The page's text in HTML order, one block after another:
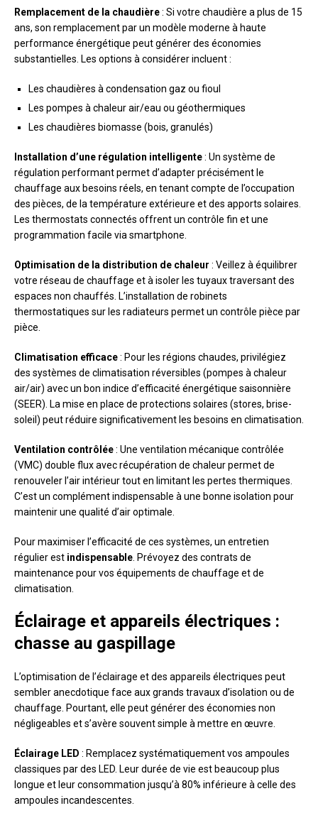
Remplacement de la chaudière: Si votre chaudière a plus de 15
ans, son remplacement par un modèle moderne à haute
performance énergétique peut générer des économies
substantielles. Les options à considérer incluent :
Les chaudières à condensation gaz ou fioul
Les pompes à chaleur air/eau ou géothermiques
Les chaudières biomasse (bois, granulés)
Installation d’une régulation intelligente: Un système de
régulation performant permet d’adapter précisément le
chauffage aux besoins réels, en tenant compte de l’occupation
des pièces, de la température extérieure et des apports solaires.
Les thermostats connectés offrent un contrôle fin et une
programmation facile via smartphone.
Optimisation de la distribution de chaleur : Veillez à équilibrer
votre réseau de chauffage et à isoler les tuyaux traversant des
espaces non chauffés. L’installation de robinets
thermostatiques sur les radiateurs permet un contrôle pièce par
pièce.
Climatisation efficace: Pour les régions chaudes, privilégiez
des systèmes de climatisation réversibles (pompes à chaleur
air/air) avec un bon indice d’efficacité énergétique saisonnière
(SEER). La mise en place de protections solaires (stores, brise-
soleil) peut réduire significativement les besoins en climatisation.
Ventilation contrôlée: Une ventilation mécanique contrôlée
(VMC) double flux avec récupération de chaleur permet de
renouveler l’air intérieur tout en limitant les pertes thermiques.
C’est un complément indispensable à une bonne isolation pour
maintenir une qualité d’air optimale.
Pour maximiser l’efficacité de ces systèmes, un entretien
régulier est indispensable . Prévoyez des contrats de
maintenance pour vos équipements de chauffage et de
climatisation.
Éclairage et appareils électriques :
chasse au gaspillage
L’optimisation de l’éclairage et des appareils électriques peut
sembler anecdotique face aux grands travaux d’isolation ou de
chauffage. Pourtant, elle peut générer des économies non
négligeables et s’avère souvent simple à mettre en œuvre.
Éclairage LED : Remplacez systématiquement vos ampoules
classiques par des LED. Leur durée de vie est beaucoup plus
longue et leur consommation jusqu’à 80% inférieure à celle des
ampoules incandescentes.